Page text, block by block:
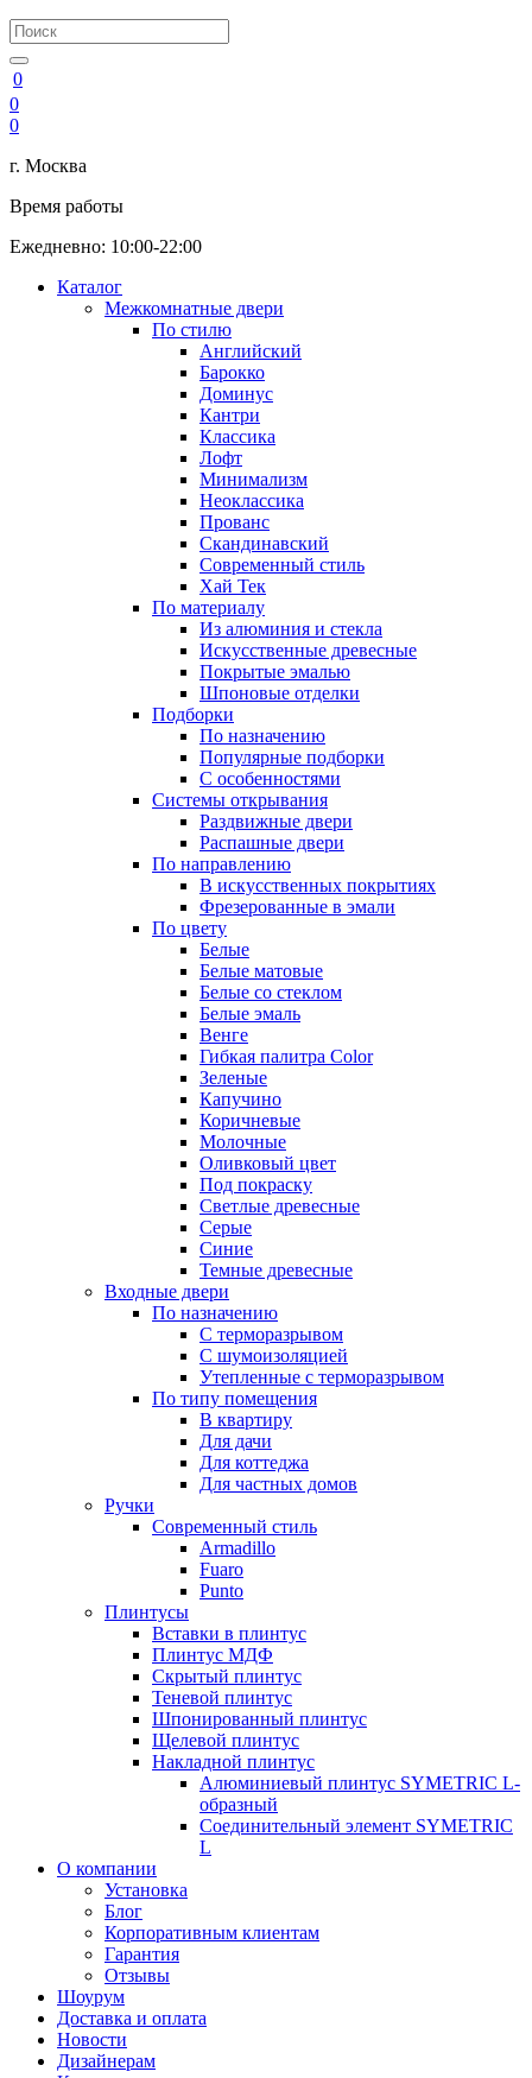
0
0
0
г. Москва
Время работы
Ежедневно: 10:00-22:00
Каталог
Межкомнатные двери
По стилю
Английский
Барокко
Доминус
Кантри
Классика
Лофт
Минимализм
Неоклассика
Прованс
Скандинавский
Современный стиль
Хай Тек
По материалу
Из алюминия и стекла
Искусственные древесные
Покрытые эмалью
Шпоновые отделки
Подборки
По назначению
Популярные подборки
С особенностями
Системы открывания
Раздвижные двери
Распашные двери
По направлению
В искусственных покрытиях
Фрезерованные в эмали
По цвету
Белые
Белые матовые
Белые со стеклом
Белые эмаль
Венге
Гибкая палитра Color
Зеленые
Капучино
Коричневые
Молочные
Оливковый цвет
Под покраску
Светлые древесные
Серые
Синие
Темные древесные
Входные двери
По назначению
С терморазрывом
С шумоизоляцией
Утепленные с терморазрывом
По типу помещения
В квартиру
Для дачи
Для коттеджа
Для частных домов
Ручки
Современный стиль
Armadillo
Fuaro
Punto
Плинтусы
Вставки в плинтус
Плинтус МДФ
Скрытый плинтус
Теневой плинтус
Шпонированный плинтус
Щелевой плинтус
Накладной плинтус
Алюминиевый плинтус SYMETRIC L-
образный
Соединительный элемент SYMETRIC
L
О компании
Установка
Блог
Корпоративным клиентам
Гарантия
Отзывы
Шоурум
Доставка и оплата
Новости
Дизайнерам